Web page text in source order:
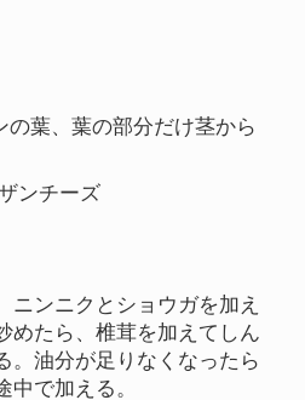
の葉、葉の部分だけ茎から
ンチーズ
ニンニクとショウガを加え
めたら、椎茸を加えてしん
。油分が足りなくなったら
中で加える。